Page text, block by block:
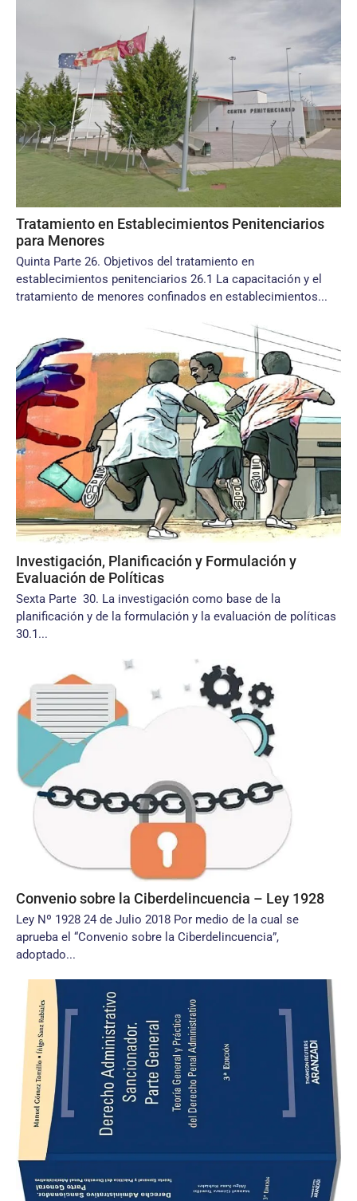
Tratamiento en Establecimientos Penitenciarios
para Menores
Quinta Parte 26. Objetivos del tratamiento en
establecimientos penitenciarios 26.1 La capacitación y el
tratamiento de menores confinados en establecimientos...
Investigación, Planificación y Formulación y
Evaluación de Políticas
Sexta Parte 30. La investigación como base de la
planificación y de la formulación y la evaluación de políticas
30.1...
Convenio sobre la Ciberdelincuencia – Ley 1928
Ley Nº 1928 24 de Julio 2018 Por medio de la cual se
aprueba el “Convenio sobre la Ciberdelincuencia”,
adoptado...